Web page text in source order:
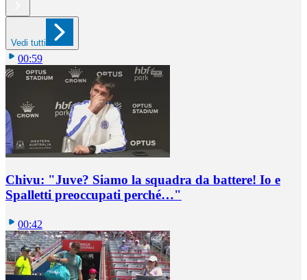
Vedi tutti
00:59
Chivu: "Juve? Siamo la squadra da battere! Io e
Spalletti preoccupati perché…"
00:42